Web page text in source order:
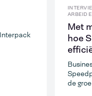
ARBEID
Met
hoe
de